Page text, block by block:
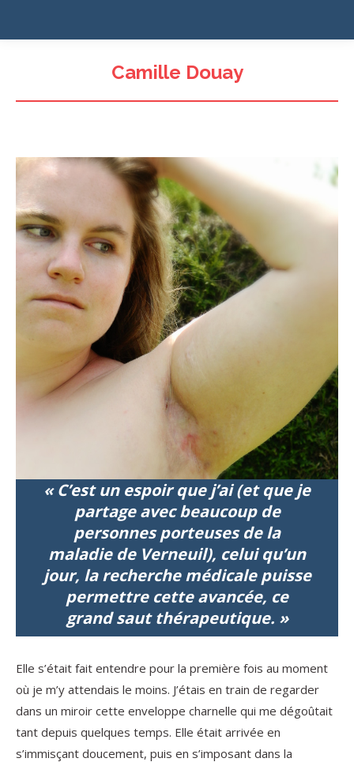
Camille Douay
« C’est un espoir que j’ai (et que je
partage avec beaucoup de
personnes porteuses de la
maladie de Verneuil), celui qu’un
jour, la recherche médicale puisse
permettre cette avancée, ce
grand saut thérapeutique. »
Elle s’était fait entendre pour la première fois au moment
où je m’y attendais le moins. J’étais en train de regarder
dans un miroir cette enveloppe charnelle qui me dégoûtait
tant depuis quelques temps. Elle était arrivée en
s’immisçant doucement, puis en s’imposant dans la